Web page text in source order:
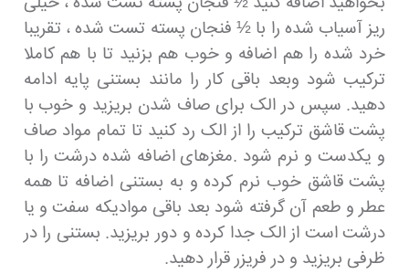
ریز آسیاب شده را با ½ فنجان پسته تست شده ، تقریبا
خرد شده را هم اضافه و خوب هم بزنید تا با هم کاملا
ترکیب شود وبعد باقی کار را مانند بستنی پایه ادامه
دهید. سپس در الک برای صاف شدن بریزید و خوب با
پشت قاشق ترکیب را از الک رد کنید تا تمام مواد صاف
و یکدست و نرم شود .مغزهای اضافه شده درشت را با
پشت قاشق خوب نرم کرده و به بستنی اضافه تا همه
عطر و طعم آن گرفته شود بعد باقی موادیکه سفت و یا
درشت است از الک جدا کرده و دور بریزید. بستنی را در
ظرفی بریزید و در فریزر قرار دهید.